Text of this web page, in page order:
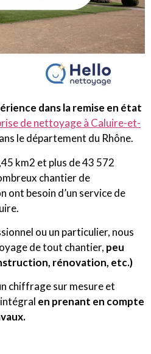
dans la remise en état
de nettoyage à Caluire-et-
le département du Rhône.
km2 et plus de 43 572
chantier de
besoin d’un service de
ou un particulier, nous
de tout chantier, peu
rénovation, etc.)
chiffrage sur mesure et
en prenant en compte